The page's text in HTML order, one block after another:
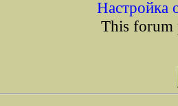
Настройка
This